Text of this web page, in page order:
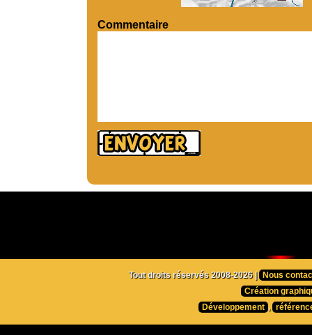
Commentaire
Tout droits réservés 2008-2026 |
Nous
Création
Développement ,